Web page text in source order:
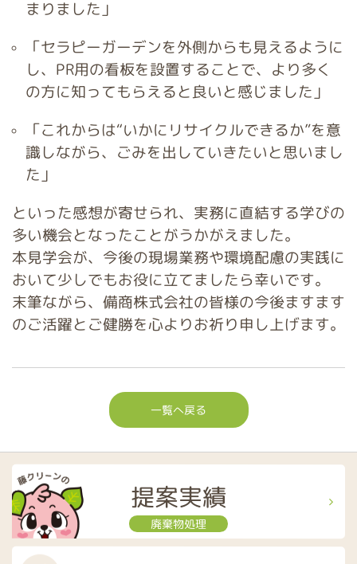
まりました」
「セラピーガーデンを外側からも見えるように
し、PR用の看板を設置することで、より多く
の方に知ってもらえると良いと感じました」
「これからは“いかにリサイクルできるか”を意
識しながら、ごみを出していきたいと思いまし
た」
といった感想が寄せられ、実務に直結する学びの
多い機会となったことがうかがえました。
本見学会が、今後の現場業務や環境配慮の実践に
おいて少しでもお役に立てましたら幸いです。
末筆ながら、備商株式会社の皆様の今後ますます
のご活躍とご健勝を心よりお祈り申し上げます。
一覧へ戻る
提案実績
廃棄物処理